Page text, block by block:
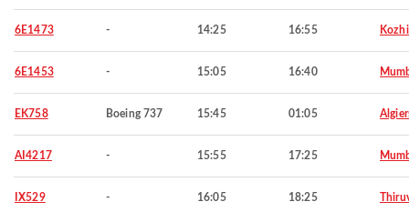
6E1473 - 14:25 16:55
6E1453 - 15:05 16:40
EK758 Boeing 737 15:45 01:05
AI4217 - 15:55 17:25
IX529 - 16:05 18:25